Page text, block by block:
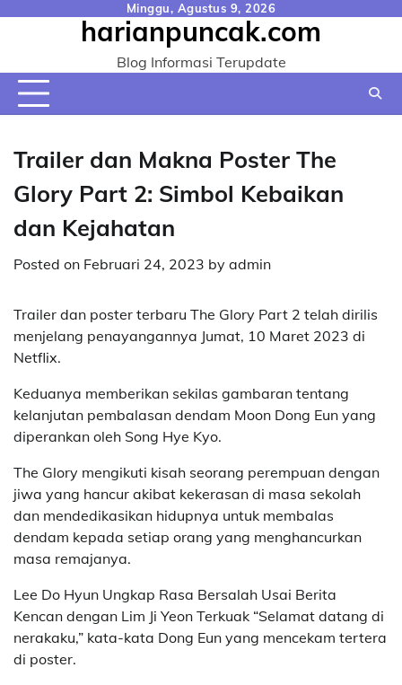
Minggu, Agustus 9, 2026
harianpuncak.com
Blog Informasi Terupdate
Trailer dan Makna Poster The
Glory Part 2: Simbol Kebaikan
dan Kejahatan
Posted on Februari 24, 2023 by admin
Trailer dan poster terbaru The Glory Part 2 telah dirilis
menjelang penayangannya Jumat, 10 Maret 2023 di
Netflix.
Keduanya memberikan sekilas gambaran tentang
kelanjutan pembalasan dendam Moon Dong Eun yang
diperankan oleh Song Hye Kyo.
The Glory mengikuti kisah seorang perempuan dengan
jiwa yang hancur akibat kekerasan di masa sekolah
dan mendedikasikan hidupnya untuk membalas
dendam kepada setiap orang yang menghancurkan
masa remajanya.
Lee Do Hyun Ungkap Rasa Bersalah Usai Berita
Kencan dengan Lim Ji Yeon Terkuak “Selamat datang di
nerakaku,” kata-kata Dong Eun yang mencekam tertera
di poster.